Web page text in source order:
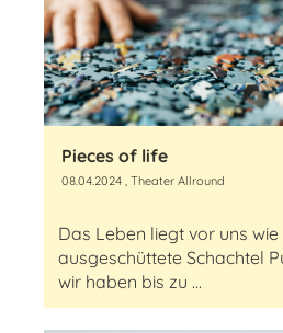
Pieces of life
08.04.2024 , Theater Allround
Das Leben liegt vor uns wie
ausgeschüttete Schachtel
wir haben bis zu ...